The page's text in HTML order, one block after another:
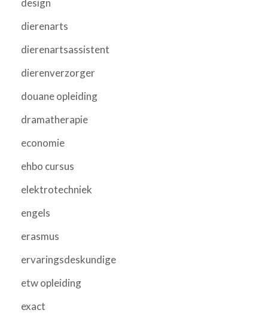
dierenarts
dierenartsassistent
dierenverzorger
douane opleiding
dramatherapie
economie
ehbo cursus
elektrotechniek
engels
erasmus
ervaringsdeskundige
etw opleiding
exact